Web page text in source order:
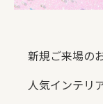
新規ご来場の
人気インテリ